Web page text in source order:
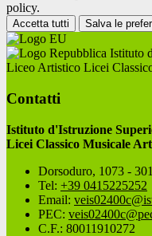
policy.
Accetta tutti Salva le
Istituto
Liceo Artistico Licei
Contatti
Istituto d'Istruzione
Licei Classico Musicale
Dorsoduro, 1073 -
Tel: +39 0415225252
Email:
PEC:
C.F.: 80011910272